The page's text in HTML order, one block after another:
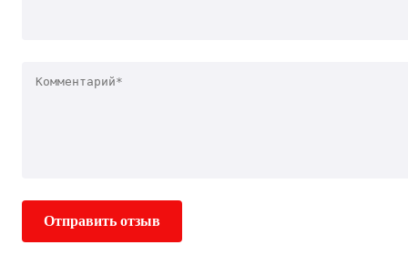
Отправить отзыв